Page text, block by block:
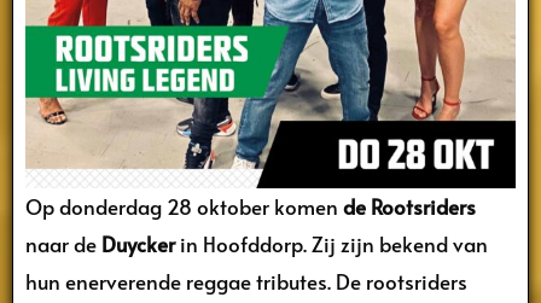
Op donderdag 28 oktober komen de Rootsriders
naar de Duyckerin Hoofddorp. Zij zijn bekend van
hun enerverende reggae tributes. De rootsriders